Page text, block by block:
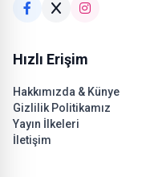
Hızlı Erişim
Hakkımızda & Künye
Gizlilik Politikamız
Yayın İlkeleri
İletişim